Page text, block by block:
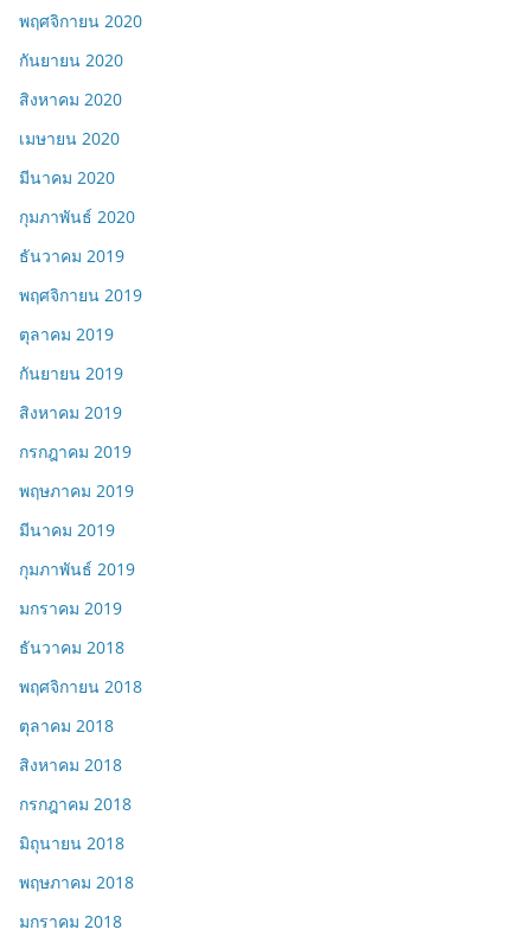
พฤศจิกายน 2020
กันยายน 2020
สิงหาคม 2020
เมษายน 2020
มีนาคม 2020
กุมภาพันธ์ 2020
ธันวาคม 2019
พฤศจิกายน 2019
ตุลาคม 2019
กันยายน 2019
สิงหาคม 2019
กรกฎาคม 2019
พฤษภาคม 2019
มีนาคม 2019
กุมภาพันธ์ 2019
มกราคม 2019
ธันวาคม 2018
พฤศจิกายน 2018
ตุลาคม 2018
สิงหาคม 2018
กรกฎาคม 2018
มิถุนายน 2018
พฤษภาคม 2018
มกราคม 2018